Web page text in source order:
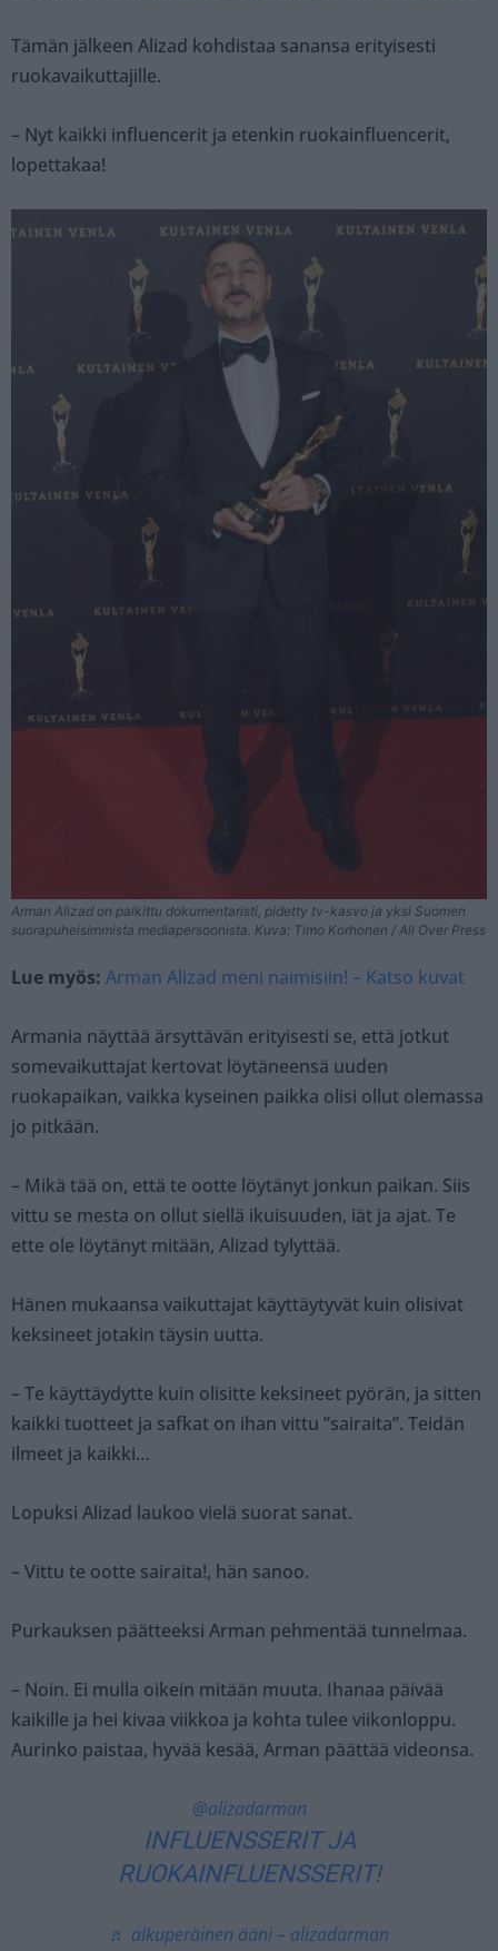
Tämän jälkeen Alizad kohdistaa sanansa erityisesti
ruokavaikuttajille.
– Nyt kaikki influencerit ja etenkin ruokainfluencerit,
lopettakaa!
Arman Alizad on palkittu dokumentaristi, pidetty tv-kasvo ja yksi Suomen
suorapuheisimmista mediapersoonista. Kuva: Timo Korhonen / All Over Press
Lue myös: Arman Alizad meni naimisiin! – Katso kuvat
Armania näyttää ärsyttävän erityisesti se, että jotkut
somevaikuttajat kertovat löytäneensä uuden
ruokapaikan, vaikka kyseinen paikka olisi ollut olemassa
jo pitkään.
– Mikä tää on, että te ootte löytänyt jonkun paikan. Siis
vittu se mesta on ollut siellä ikuisuuden, iät ja ajat. Te
ette ole löytänyt mitään, Alizad tylyttää.
Hänen mukaansa vaikuttajat käyttäytyvät kuin olisivat
keksineet jotakin täysin uutta.
– Te käyttäydytte kuin olisitte keksineet pyörän, ja sitten
kaikki tuotteet ja safkat on ihan vittu ”sairaita”. Teidän
ilmeet ja kaikki…
Lopuksi Alizad laukoo vielä suorat sanat.
– Vittu te ootte sairaita!, hän sanoo.
Purkauksen päätteeksi Arman pehmentää tunnelmaa.
– Noin. Ei mulla oikein mitään muuta. Ihanaa päivää
kaikille ja hei kivaa viikkoa ja kohta tulee viikonloppu.
Aurinko paistaa, hyvää kesää, Arman päättää videonsa.
@alizadarman
INFLUENSSERIT JA
RUOKAINFLUENSSERIT!
♬ alkuperäinen ääni – alizadarman